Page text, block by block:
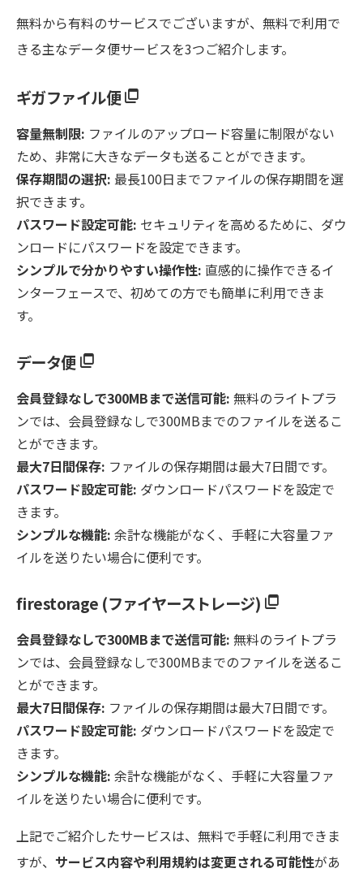
無料から有料のサービスでございますが、無料で利用で
きる主なデータ便サービスを3つご紹介します。
ギガファイル便
容量無制限: ファイルのアップロード容量に制限がない
ため、非常に大きなデータも送ることができます。
保存期間の選択: 最長100日までファイルの保存期間を選
択できます。
パスワード設定可能: セキュリティを高めるために、ダウ
ンロードにパスワードを設定できます。
シンプルで分かりやすい操作性: 直感的に操作できるイ
ンターフェースで、初めての方でも簡単に利用できま
す。
データ便
会員登録なしで300MBまで送信可能: 無料のライトプラ
ンでは、会員登録なしで300MBまでのファイルを送るこ
とができます。
最大7日間保存: ファイルの保存期間は最大7日間です。
パスワード設定可能: ダウンロードパスワードを設定で
きます。
シンプルな機能: 余計な機能がなく、手軽に大容量ファ
イルを送りたい場合に便利です。
firestorage (ファイヤーストレージ)
会員登録なしで300MBまで送信可能: 無料のライトプラ
ンでは、会員登録なしで300MBまでのファイルを送るこ
とができます。
最大7日間保存: ファイルの保存期間は最大7日間です。
パスワード設定可能: ダウンロードパスワードを設定で
きます。
シンプルな機能: 余計な機能がなく、手軽に大容量ファ
イルを送りたい場合に便利です。
上記でご紹介したサービスは、無料で手軽に利用できま
すが、 サービス内容や利用規約は変更される可能性があ